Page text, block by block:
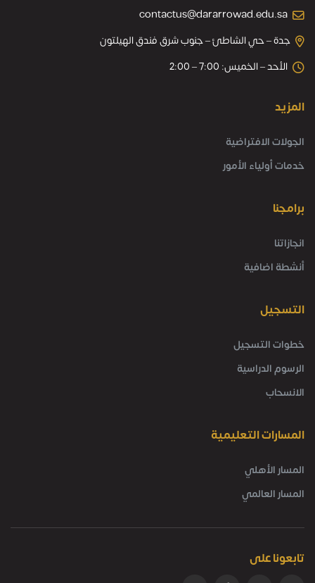
contactus@dararrowad.edu.sa
جدة – حي الشاطئ – جنوب شرق فندق الهيلتون
الأحد – الخميس: 7:00 – 2:00
المزيد
الجولات الافتراضية
خدمات أولياء الأمور
برامجنا
انجازاتنا
أنشطة اضافية
التسجيل
خطوات التسجيل
الرسوم الدراسية
الانسحاب
المسارات التعليمية
المسار الأهلي
المسار العالمي
تابعونا على